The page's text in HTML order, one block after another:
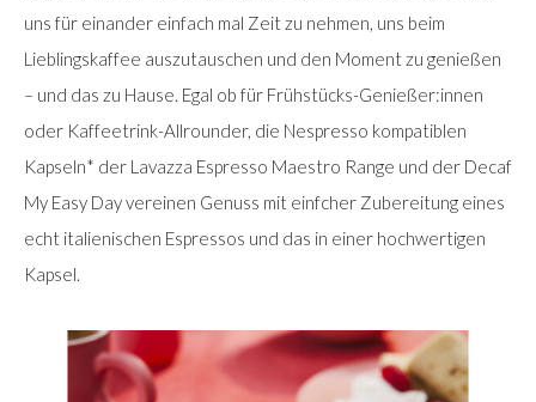
uns für einander einfach mal Zeit zu nehmen, uns beim
Lieblingskaffee auszutauschen und den Moment zu genießen
– und das zu Hause. Egal ob für Frühstücks-Genießer:innen
oder Kaffeetrink-Allrounder, die Nespresso kompatiblen
Kapseln* der Lavazza Espresso Maestro Range und der Decaf
My Easy Day vereinen Genuss mit einfcher Zubereitung eines
echt italienischen Espressos und das in einer hochwertigen
Kapsel.